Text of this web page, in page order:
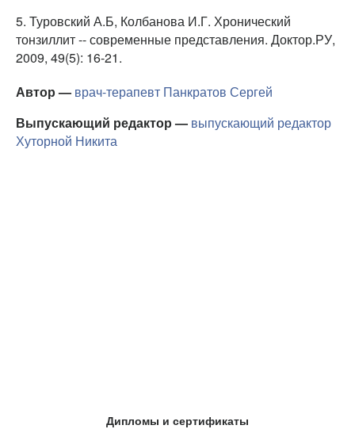
5. Туровский А.Б, Колбанова И.Г. Хронический
тонзиллит -- современные представления. Доктор.РУ,
2009, 49(5): 16-21.
Автор — врач-терапевт Панкратов Сергей
Выпускающий редактор — выпускающий редактор
Хуторной Никита
Дипломы и сертификаты